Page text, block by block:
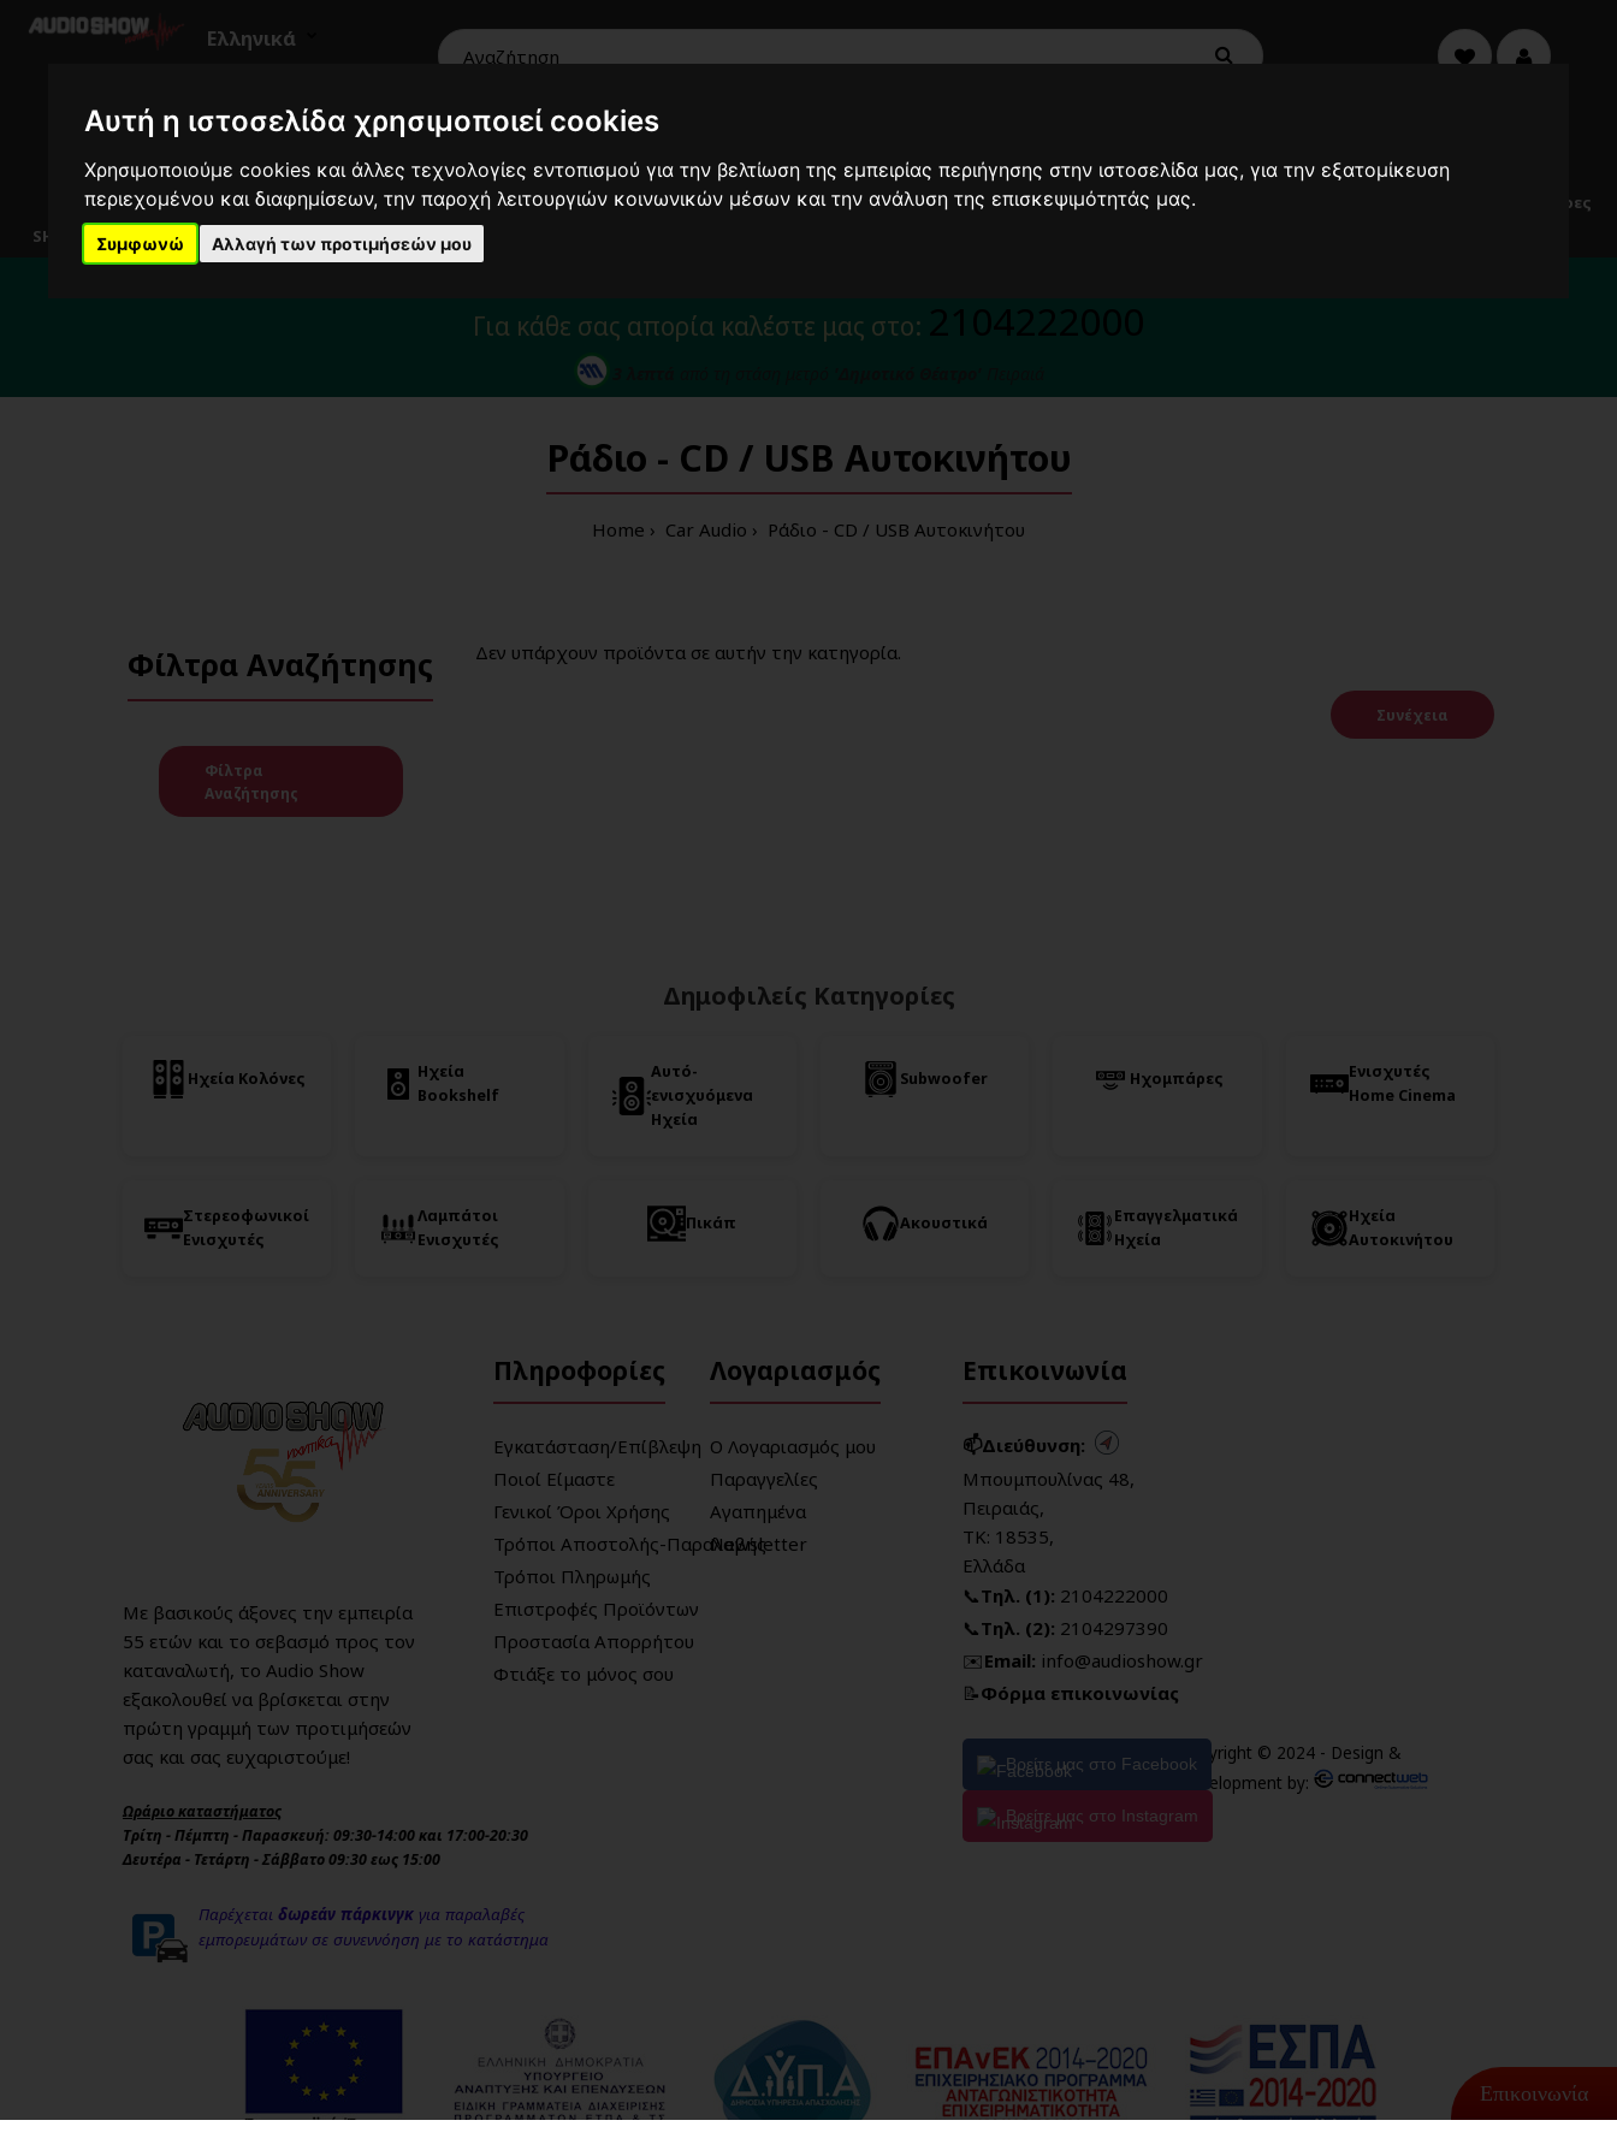
Αυτή η ιστοσελίδα χρησιμοποιεί cookies
Χρησιμοποιούμε cookies και άλλες τεχνολογίες εντοπισμού για την βελτίωση της εμπειρίας περιήγησης στην ιστοσελίδα μας, για την εξατομίκευση
περιεχομένου και διαφημίσεων, την παροχή λειτουργιών κοινωνικών μέσων και την ανάλυση της επισκεψιμότητάς μας.
Συμφωνώ Αλλαγή των προτιμήσεών μου
Επικοινωνία
Ελληνικά
SHOWROOM
HiFi Ηχεία Εικόνα Επαγγελματικά Ακουστικά
Car
Μουσικά
Έπιπλα-
Καλώδια
Electric
Ανεμιστήρες
Για κάθε σας απορία καλέστε μας στο:
Ράδιο - CD / USB Αυτοκινήτου
Home Car Audio Ράδιο - CD / USB Αυτοκινήτου
Φίλτρα Αναζήτησης
Φίλτρα
Αναζήτησης
Δεν υπάρχουν προϊόντα σε αυτήν την κατηγορία.
Συνέχεια
Δημοφιλείς Κατηγορίες
Ηχεία Κολόνες
Ηχεία
Bookshelf
Αυτό-
ενισχυόμενα
Ηχεία
Subwoofer Ηχομπάρες
Ενισχυτές
Home Cinema
Στερεοφωνικοί
Ενισχυτές
Λαμπάτοι
Ενισχυτές
Πικάπ Ακουστικά
Επαγγελματικά
Ηχεία
Ηχεία
Αυτοκινήτου
Με βασικούς άξονες την εμπειρία
55 ετών και το σεβασμό προς τον
καταναλωτή, το Audio Show
εξακολουθεί να βρίσκεται στην
πρώτη γραμμή των προτιμήσεών
σας και σας ευχαριστούμε!
Ωράριο καταστήματος
Τρίτη - Πέμπτη - Παρασκευή: 09:30-14:00 και 17:00-20:30
Δευτέρα - Τετάρτη - Σάββατο 09:30 εως 15:00
Παρέχεται δωρεάν πάρκινγκ για παραλαβές
εμπορευμάτων σε συνεννόηση με το κατάστημα
Πληροφορίες
Εγκατάσταση/Επίβλεψη
Ποιοί Είμαστε
Γενικοί Όροι Χρήσης
Τρόποι Αποστολής-Παραλαβής
Τρόποι Πληρωμής
Επιστροφές Προϊόντων
Προστασία Απορρήτου
Φτιάξε το μόνος σου
Λογαριασμός
Ο Λογαριασμός μου
Παραγγελίες
Αγαπημένα
Newsletter
Επικοινωνία
📫Διεύθυνση:
Μπουμπουλίνας 48,
Πειραιάς,
ΤΚ: 18535,
Ελλάδα
📞Τηλ. (1): 2104222000
📞Τηλ. (2): 2104297390
✉️Email: info@audioshow.gr
📝Φόρμα επικοινωνίας
Βρείτε μας στο Facebook
Βρείτε μας στο Instagram
Copyright © 2024 - Design &
Development by: